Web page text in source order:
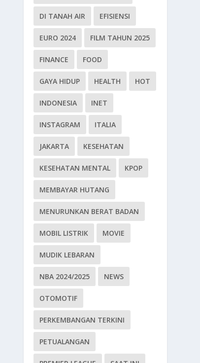
DI TANAH AIR EFISIENSI
EURO 2024 FILM TAHUN 2025
FINANCE FOOD
GAYA HIDUP HEALTH HOT
INDONESIA INET
INSTAGRAM ITALIA
JAKARTA KESEHATAN
KESEHATAN MENTAL KPOP
MEMBAYAR HUTANG
MENURUNKAN BERAT BADAN
MOBIL LISTRIK MOVIE
MUDIK LEBARAN
NBA 2024/2025 NEWS
OTOMOTIF
PERKEMBANGAN TERKINI
PETUALANGAN